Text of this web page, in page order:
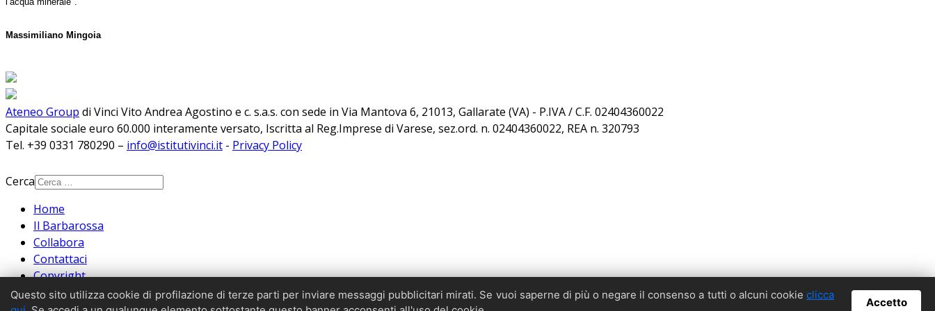
Massimiliano Mingoia
Ateneo Group di Vinci Vito Andrea Agostino e c. s.a.s. con sede in Via Mantova 6, 21013, Gallarate (VA) - P.IVA / C.F. 02404360022
Capitale sociale euro 60.000 interamente versato, Iscritta al Reg.Imprese di Varese, sez.ord. n. 02404360022, REA n. 320793
Tel. +39 0331 780290 – info@istitutivinci.it - Privacy Policy
Cerca
Home
Il Barbarossa
Collabora
Contattaci
Copyright
Archivio
Questo sito utilizza cookie di profilazione di terze parti per inviare messaggi pubblicitari mirati. Se vuoi saperne di più o negare il consenso a tutti o alcuni cookie clicca
Accetto